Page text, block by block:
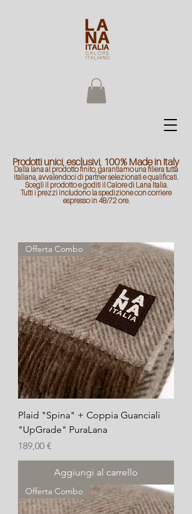
Prodotti unici, esclusivi, 100% Made in Italy
Dalla lana al prodotto finito, garantiamo una filiera tutta
italiana, avvalendoci di partner selezionati e qualificati.
Scegli il prodotto e goditi il Calore di Lana Italia.
Tutti i prezzi includono la spedizione con corriere
espresso in 48/72 ore.
Offerta Combo
Plaid "Spina" + Coppia Guanciali
"UpGrade" PuraLana
Prezzo
189,00 €
Aggiungi al carrello
Offerta Combo